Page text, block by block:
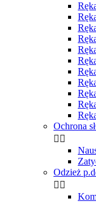
Ochrona
 
Odzież
 